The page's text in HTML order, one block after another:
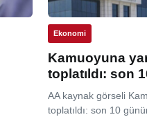
Ekonomi
Kamuoyuna
toplatıldı: son
AA kaynak görseli
toplatıldı: son 10